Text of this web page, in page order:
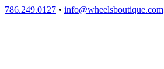
786.249.0127 • info@wheelsboutique.com